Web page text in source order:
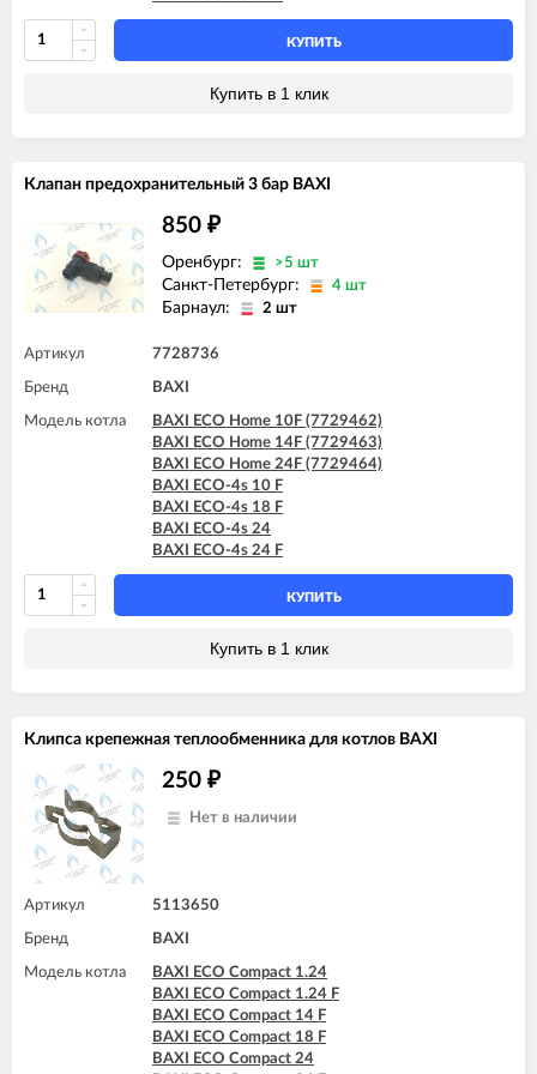
КУПИТЬ
Купить в 1 клик
Клапан предохранительный 3 бар BAXI
850 ₽
Оренбург: >5 шт
Санкт-Петербург: 4 шт
Барнаул: 2 шт
Артикул 7728736
Бренд BAXI
Модель котла
BAXI ECO Home 10F (7729462)
BAXI ECO Home 14F (7729463)
BAXI ECO Home 24F (7729464)
BAXI ECO-4s 10 F
BAXI ECO-4s 18 F
BAXI ECO-4s 24
BAXI ECO-4s 24 F
КУПИТЬ
Купить в 1 клик
Клипса крепежная теплообменника для котлов BAXI
250 ₽
Нет в наличии
Артикул 5113650
Бренд BAXI
Модель котла
BAXI ECO Compact 1.24
BAXI ECO Compact 1.24 F
BAXI ECO Compact 14 F
BAXI ECO Compact 18 F
BAXI ECO Compact 24